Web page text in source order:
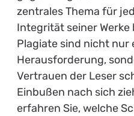
zentrales Thema für
Integrität seiner
Plagiate sind nicht nur
Herausforderung,
Vertrauen der Leser
Einbußen nach sich
erfahren Sie, welche